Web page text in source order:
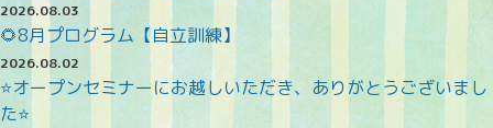
2026.08.03
🌻8月プログラム【自立訓練】
2026.08.02
⭐オープンセミナーにお越しいただき、ありがとうございまし
た⭐